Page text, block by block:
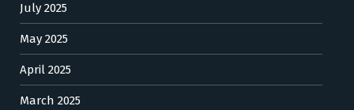
July 2025
May 2025
April 2025
March 2025